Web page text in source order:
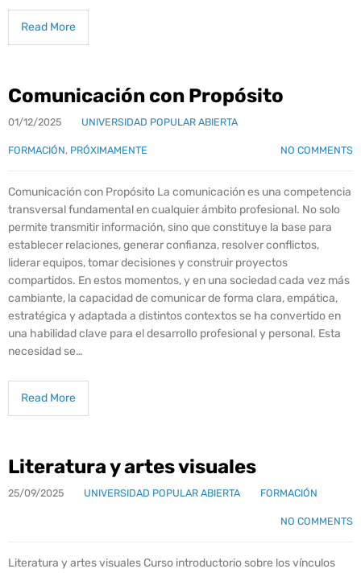
Read More
Comunicación con Propósito
01/12/2025 UNIVERSIDAD POPULAR ABIERTA
FORMACIÓN, PRÓXIMAMENTE NO COMMENTS
Comunicación con Propósito La comunicación es una competencia
transversal fundamental en cualquier ámbito profesional. No solo
permite transmitir información, sino que constituye la base para
establecer relaciones, generar confianza, resolver conflictos,
liderar equipos, tomar decisiones y construir proyectos
compartidos. En estos momentos, y en una sociedad cada vez más
cambiante, la capacidad de comunicar de forma clara, empática,
estratégica y adaptada a distintos contextos se ha convertido en
una habilidad clave para el desarrollo profesional y personal. Esta
necesidad se…
Read More
Literatura y artes visuales
25/09/2025 UNIVERSIDAD POPULAR ABIERTA FORMACIÓN
NO COMMENTS
Literatura y artes visuales Curso introductorio sobre los vínculos